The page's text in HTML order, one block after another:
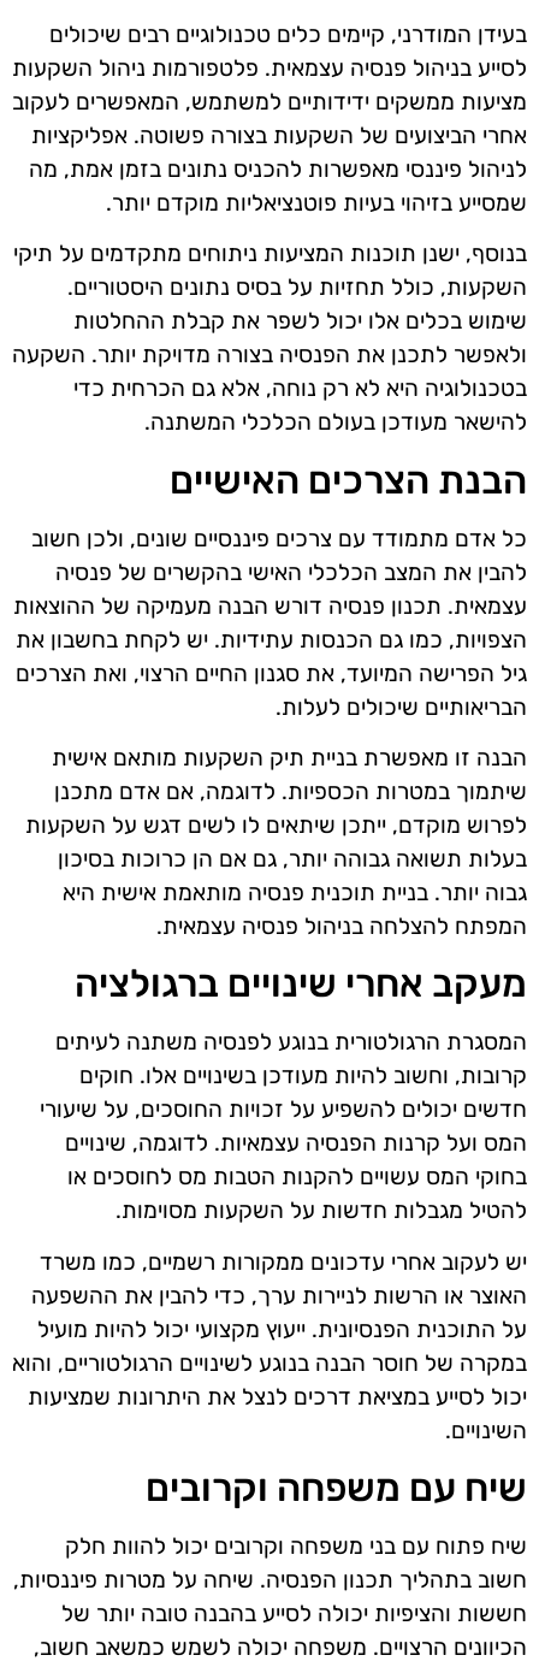
בעידן המודרני, קיימים כלים טכנולוגיים רבים שיכולים
לסייע בניהול פנסיה עצמאית. פלטפורמות ניהול השקעות
מציעות ממשקים ידידותיים למשתמש, המאפשרים לעקוב
אחרי הביצועים של השקעות בצורה פשוטה. אפליקציות
לניהול פיננסי מאפשרות להכניס נתונים בזמן אמת, מה
שמסייע בזיהוי בעיות פוטנציאליות מוקדם יותר.
בנוסף, ישנן תוכנות המציעות ניתוחים מתקדמים על תיקי
השקעות, כולל תחזיות על בסיס נתונים היסטוריים.
שימוש בכלים אלו יכול לשפר את קבלת ההחלטות
ולאפשר לתכנן את הפנסיה בצורה מדויקת יותר. השקעה
בטכנולוגיה היא לא רק נוחה, אלא גם הכרחית כדי
להישאר מעודכן בעולם הכלכלי המשתנה.
הבנת הצרכים האישיים
כל אדם מתמודד עם צרכים פיננסיים שונים, ולכן חשוב
להבין את המצב הכלכלי האישי בהקשרים של פנסיה
עצמאית. תכנון פנסיה דורש הבנה מעמיקה של ההוצאות
הצפויות, כמו גם הכנסות עתידיות. יש לקחת בחשבון את
גיל הפרישה המיועד, את סגנון החיים הרצוי, ואת הצרכים
הבריאותיים שיכולים לעלות.
הבנה זו מאפשרת בניית תיק השקעות מותאם אישית
שיתמוך במטרות הכספיות. לדוגמה, אם אדם מתכנן
לפרוש מוקדם, ייתכן שיתאים לו לשים דגש על השקעות
בעלות תשואה גבוהה יותר, גם אם הן כרוכות בסיכון
גבוה יותר. בניית תוכנית פנסיה מותאמת אישית היא
המפתח להצלחה בניהול פנסיה עצמאית.
מעקב אחרי שינויים ברגולציה
המסגרת הרגולטורית בנוגע לפנסיה משתנה לעיתים
קרובות, וחשוב להיות מעודכן בשינויים אלו. חוקים
חדשים יכולים להשפיע על זכויות החוסכים, על שיעורי
המס ועל קרנות הפנסיה עצמאיות. לדוגמה, שינויים
בחוקי המס עשויים להקנות הטבות מס לחוסכים או
להטיל מגבלות חדשות על השקעות מסוימות.
יש לעקוב אחרי עדכונים ממקורות רשמיים, כמו משרד
האוצר או הרשות לניירות ערך, כדי להבין את ההשפעה
על התוכנית הפנסיונית. ייעוץ מקצועי יכול להיות מועיל
במקרה של חוסר הבנה בנוגע לשינויים הרגולטוריים, והוא
יכול לסייע במציאת דרכים לנצל את היתרונות שמציעות
השינויים.
שיח עם משפחה וקרובים
שיח פתוח עם בני משפחה וקרובים יכול להוות חלק
חשוב בתהליך תכנון הפנסיה. שיחה על מטרות פיננסיות,
חששות והציפיות יכולה לסייע בהבנה טובה יותר של
הכיוונים הרצויים. משפחה יכולה לשמש כמשאב חשוב,